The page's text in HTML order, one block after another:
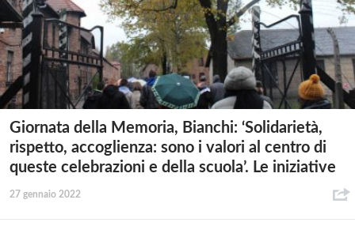
Giornata della Memoria, Bianchi: ‘Solidarietà,
rispetto, accoglienza: sono i valori al centro di
queste celebrazioni e della scuola’. Le iniziative
27 gennaio 2022